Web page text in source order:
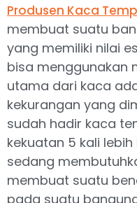
Produsen Kaca
membuat suatu
yang memiliki nilai
bisa menggunakan
utama dari kaca
kekurangan yang
sudah hadir kaca
kekuatan 5 kali
sedang
membuat suatu
pada suatu